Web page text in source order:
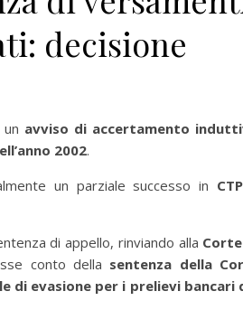
decisione
avviso di accertamento
2002.
un parziale successo in CTP
di appello, rinviando alla
conto della sentenza della
di evasione per i prelievi bancari